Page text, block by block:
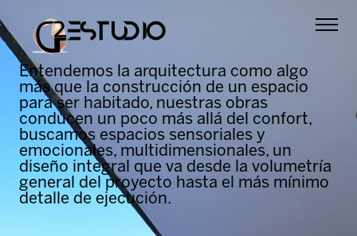
Entendemos la arquitectura como algo
más que la construcción de un espacio
para ser habitado, nuestras obras
conducen un poco más allá del confort,
buscamos espacios sensoriales y
emocionales, multidimensionales, un
diseño integral que va desde la volumetría
general del proyecto hasta el más mínimo
detalle de ejecución.